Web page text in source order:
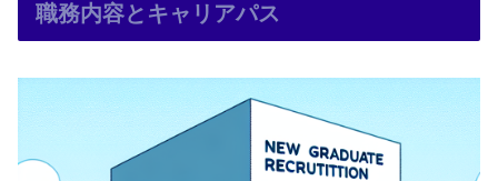
職務内容とキャリアパス